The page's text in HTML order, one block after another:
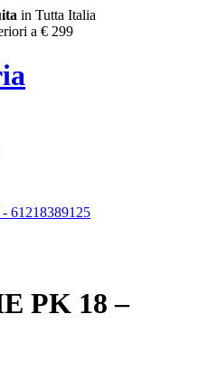
in Tutta Italia
a € 299
PK 18 –